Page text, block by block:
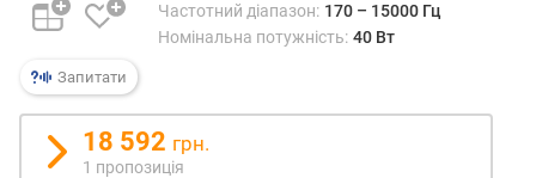
н
і
н
а
л
Запитати
Частотний діапазон: 170 – 15000 Гц
Номінальна потужність: 40 Вт
18 592 грн.
1 пропозиція